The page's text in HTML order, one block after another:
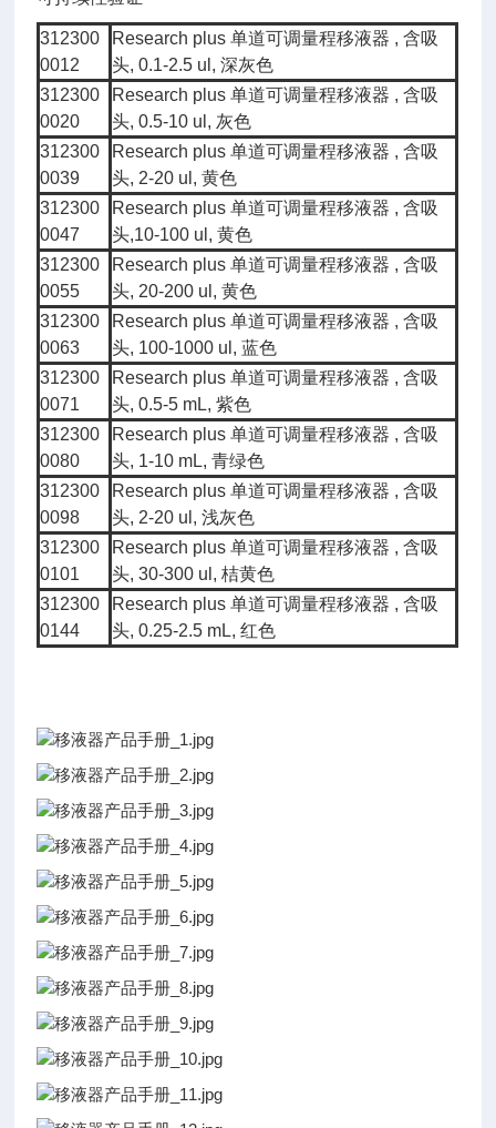
312300
0012
Research plus 单道可调量程移液器 , 含吸
头, 0.1-2.5 ul, 深灰色
312300
0020
Research plus 单道可调量程移液器 , 含吸
头, 0.5-10 ul, 灰色
312300
0039
Research plus 单道可调量程移液器 , 含吸
头, 2-20 ul, 黄色
312300
0047
Research plus 单道可调量程移液器 , 含吸
头,10-100 ul, 黄色
312300
0055
Research plus 单道可调量程移液器 , 含吸
头, 20-200 ul, 黄色
312300
0063
Research plus 单道可调量程移液器 , 含吸
头, 100-1000 ul, 蓝色
312300
0071
Research plus 单道可调量程移液器 , 含吸
头, 0.5-5 mL, 紫色
312300
0080
Research plus 单道可调量程移液器 , 含吸
头, 1-10 mL, 青绿色
312300
0098
Research plus 单道可调量程移液器 , 含吸
头, 2-20 ul, 浅灰色
312300
0101
Research plus 单道可调量程移液器 , 含吸
头, 30-300 ul, 桔黄色
312300
0144
Research plus 单道可调量程移液器 , 含吸
头, 0.25-2.5 mL, 红色